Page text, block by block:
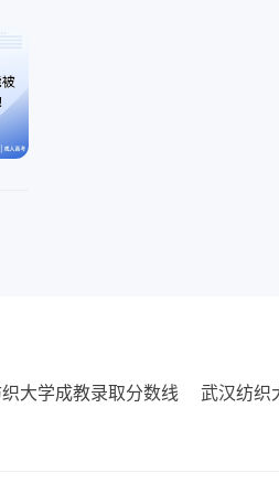
大学成教录取分数线 武汉纺织